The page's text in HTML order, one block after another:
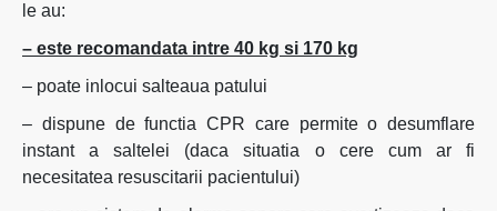
le au:
– este recomandata intre 40 kg si 170 kg
– poate inlocui salteaua patului
– dispune de functia CPR care permite o desumflare
instant a saltelei (daca situatia o cere cum ar fi
necesitatea resuscitarii pacientului)